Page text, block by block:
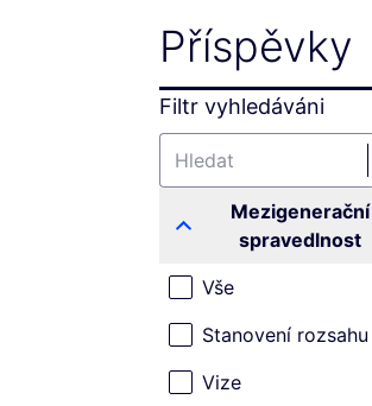
Příspěvky
Filtr vyhledáváni
Mezigenerační
spravedlnost
Vše
Stanovení rozsahu
Vize